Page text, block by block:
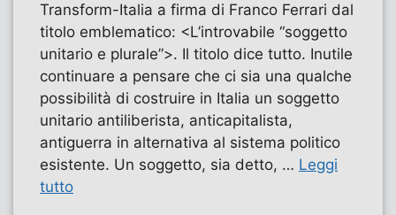
Transform-Italia a firma di Franco Ferrari dal
titolo emblematico: <L’introvabile “soggetto
unitario e plurale”>. Il titolo dice tutto. Inutile
continuare a pensare che ci sia una qualche
possibilità di costruire in Italia un soggetto
unitario antiliberista, anticapitalista,
antiguerra in alternativa al sistema politico
esistente. Un soggetto, sia detto, … Leggi
tutto